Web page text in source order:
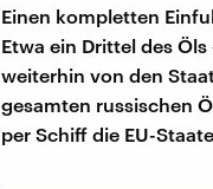
Einen kompletten
Etwa ein Drittel des
weiterhin von den
gesamten russischen
per Schiff die EU-